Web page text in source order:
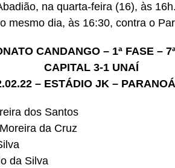
na quarta-feira (16), às
mesmo dia, às 16:30, contra o
CANDANGO – 1ª FASE –
CAPITAL 3-1 UNAÍ
– ESTÁDIO JK –
dos Santos
da Cruz
da Silva